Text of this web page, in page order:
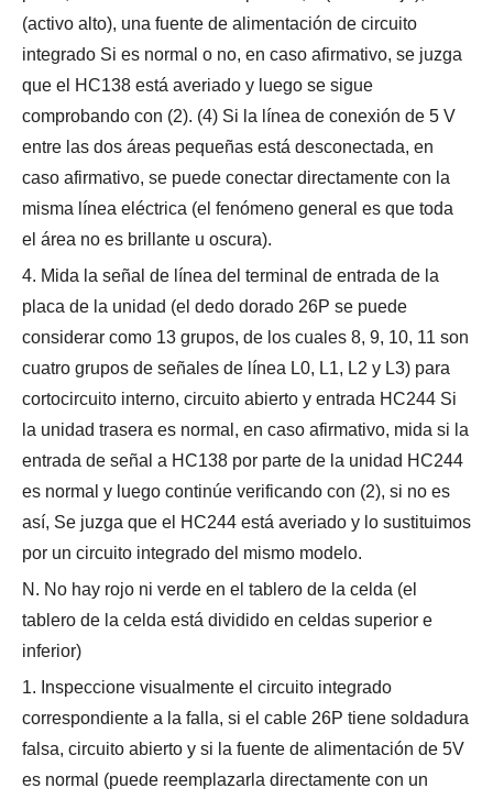
(activo alto), una fuente de alimentación de circuito
integrado Si es normal o no, en caso afirmativo, se juzga
que el HC138 está averiado y luego se sigue
comprobando con (2). (4) Si la línea de conexión de 5 V
entre las dos áreas pequeñas está desconectada, en
caso afirmativo, se puede conectar directamente con la
misma línea eléctrica (el fenómeno general es que toda
el área no es brillante u oscura).
4. Mida la señal de línea del terminal de entrada de la
placa de la unidad (el dedo dorado 26P se puede
considerar como 13 grupos, de los cuales 8, 9, 10, 11 son
cuatro grupos de señales de línea L0, L1, L2 y L3) para
cortocircuito interno, circuito abierto y entrada HC244 Si
la unidad trasera es normal, en caso afirmativo, mida si la
entrada de señal a HC138 por parte de la unidad HC244
es normal y luego continúe verificando con (2), si no es
así, Se juzga que el HC244 está averiado y lo sustituimos
por un circuito integrado del mismo modelo.
N. No hay rojo ni verde en el tablero de la celda (el
tablero de la celda está dividido en celdas superior e
inferior)
1. Inspeccione visualmente el circuito integrado
correspondiente a la falla, si el cable 26P tiene soldadura
falsa, circuito abierto y si la fuente de alimentación de 5V
es normal (puede reemplazarla directamente con un